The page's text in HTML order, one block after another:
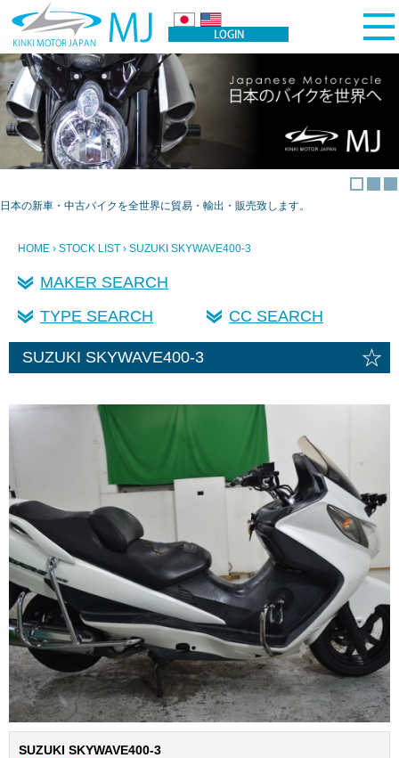
日本の新車・中古バイクを全世界に貿易・輸出・販売致します。
HOME › STOCK LIST › SUZUKI SKYWAVE400-3
MAKER SEARCH
TYPE SEARCH
CC SEARCH
SUZUKI SKYWAVE400-3 ☆
SUZUKI SKYWAVE400-3